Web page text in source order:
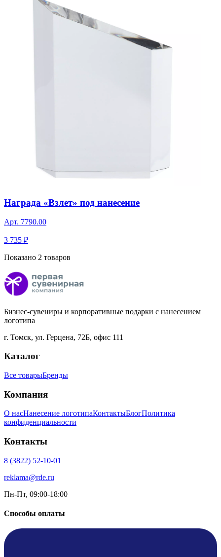
Награда «Взлет» под нанесение
Арт. 7790.00
3 735 ₽
Показано 2 товаров
Бизнес-сувениры и корпоративные подарки с нанесением
логотипа
г. Томск, ул. Герцена, 72Б, офис 111
Каталог
Все товарыБренды
Компания
О насНанесение логотипаКонтактыБлогПолитика
конфиденциальности
Контакты
8 (3822) 52-10-01
reklama@rde.ru
Пн-Пт, 09:00-18:00
Способы оплаты